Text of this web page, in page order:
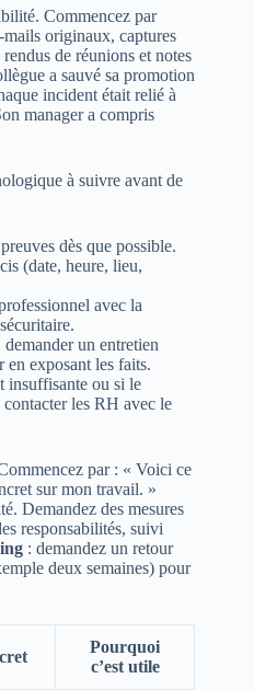
Commencez par
mails originaux, captures
de réunions et notes
a sauvé sa promotion
incident était relié à
manager a compris
à suivre avant de
dès que possible.
(date, heure, lieu,
avec la
un entretien
en exposant les faits.
insuffisante ou si le
contacter les RH avec le
par : « Voici ce
sur mon travail. »
Demandez des mesures
responsabilités, suivi
: demandez un retour
deux semaines) pour
Pourquoi
c’est utile